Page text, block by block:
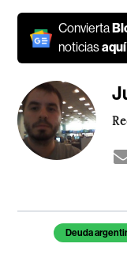
Convierta
noticiasaquí
Temas de este
Deuda